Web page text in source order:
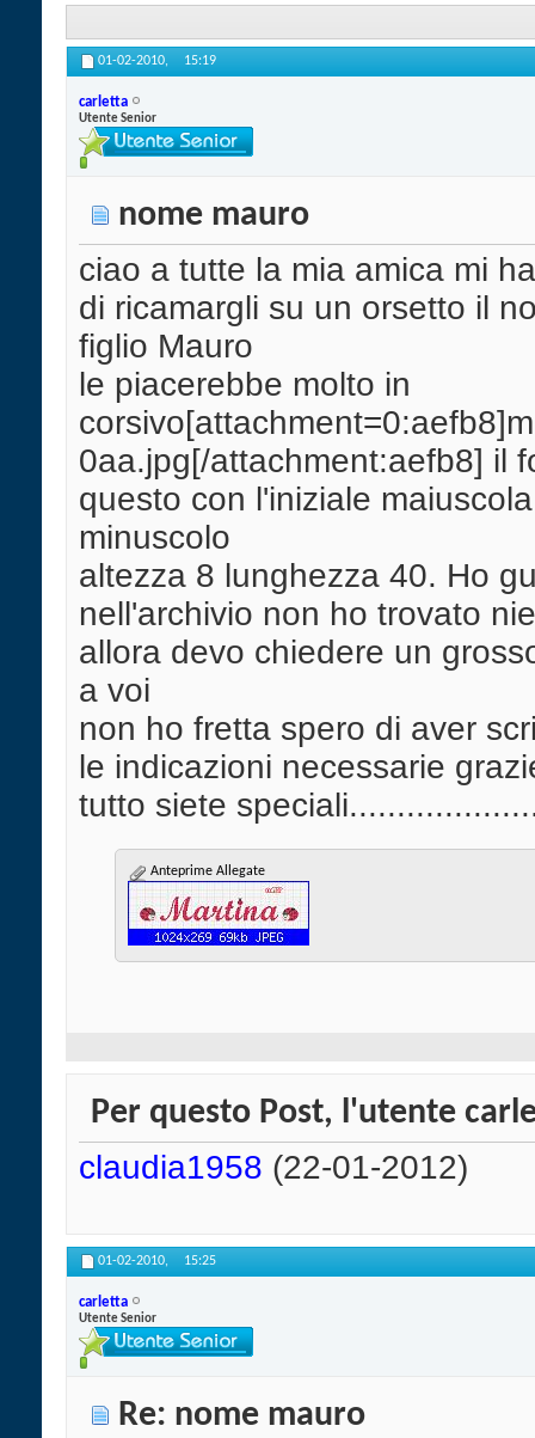
01-02-2010, 15:19
carletta
Utente Senior
nome mauro
ciao a tutte la mia amica mi
di ricamargli su un orsetto il
figlio Mauro
le piacerebbe molto in
0aa.jpg[/attachment:aefb8] il
questo con l'iniziale
minuscolo
altezza 8 lunghezza 40. Ho
nell'archivio non ho trovato
allora devo chiedere un
a voi
non ho fretta spero di aver
le indicazioni necessarie
tutto siete
Anteprime Allegate
Per questo Post, l'utente
claudia1958 (22-01-2012)
01-02-2010, 15:25
carletta
Utente Senior
Re: nome mauro